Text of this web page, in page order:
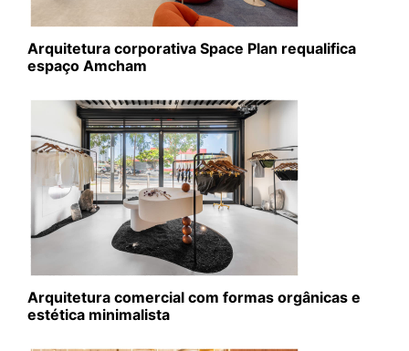
Arquitetura corporativa Space Plan requalifica
espaço Amcham
Arquitetura comercial com formas orgânicas e
estética minimalista